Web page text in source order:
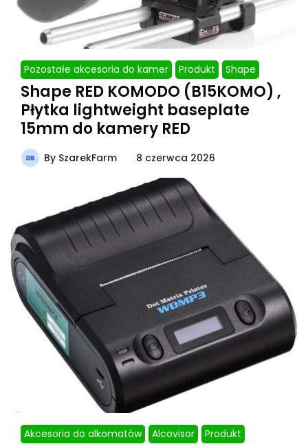
Pozostałe akcesoria do kamer Produkt Shape
Shape RED KOMODO (B15KOMO) ,
Płytka lightweight baseplate
15mm do kamery RED
By SzarekFarm 8 czerwca 2026
Akcesoria do alkomatów Alcovisor Produkt